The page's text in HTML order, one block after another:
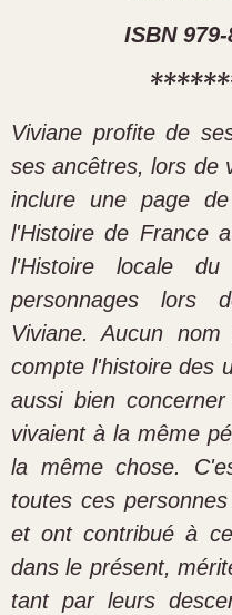
ISBN
Viviane profite de
ses ancêtres, lors de
inclure une page
l'Histoire de France
l'Histoire locale
personnages lors
Viviane. Aucun
compte l'histoire des
aussi bien
vivaient à la même
la même chose.
toutes ces
et ont contribué à
dans le présent,
tant par leurs